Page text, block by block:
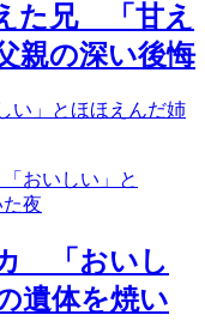
た兄 「甘え
親の深い後悔
い」とほほえんだ姉
「おいし
遺体を焼い